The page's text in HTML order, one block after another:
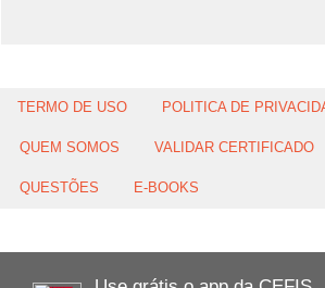
TERMO DE USO POLITICA DE
QUEM SOMOS VALIDAR CERTIFICADO
QUESTÕES E-BOOKS